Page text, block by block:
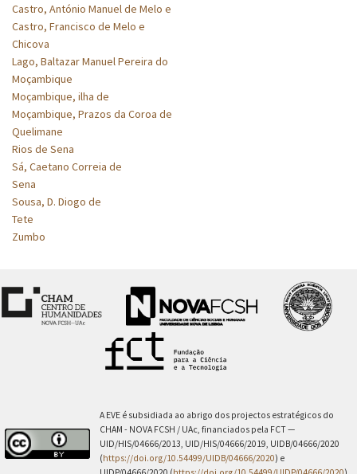
Castro, António Manuel de Melo e
Castro, Francisco de Melo e
Chicova
Lago, Baltazar Manuel Pereira do
Moçambique
Moçambique, ilha de
Moçambique, Prazos da Coroa de
Quelimane
Rios de Sena
Sá, Caetano Correia de
Sena
Sousa, D. Diogo de
Tete
Zumbo
A EVE é subsidiada ao abrigo dos projectos estratégicos do
CHAM - NOVA FCSH / UAc, financiados pela FCT —
UID/HIS/04666/2013, UID/HIS/04666/2019, UIDB/04666/2020
(https://doi.org/10.54499/UIDB/04666/2020) e